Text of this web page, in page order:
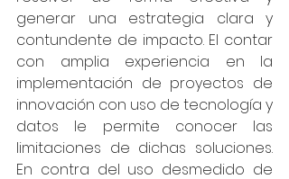
generar una estrategia clara y
contundente de impacto. El contar
con amplia experiencia en la
implementación de proyectos de
innovación con uso de tecnología y
datos le permite conocer las
limitaciones de dichas soluciones.